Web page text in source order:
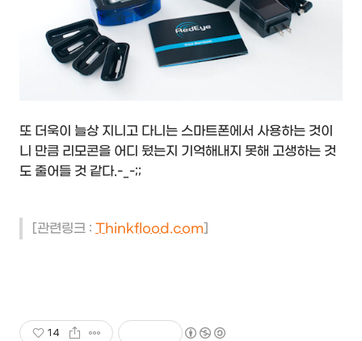
또 더욱이 늘상 지니고 다니는 스마트폰에서 사용하는 것이
니 만큼 리모콘을 어디 뒀는지 기억해내지 못해 고생하는 것
도 줄어들 것 같다.-_-;;
[관련링크 : Thinkflood.com]
14